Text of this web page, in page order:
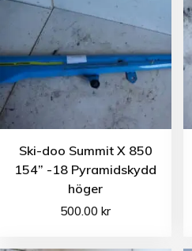
Ski-doo Summit X 850
154” -18 Pyramidskydd
höger
500.00kr